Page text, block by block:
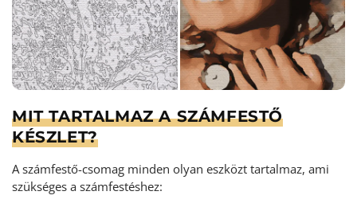
MIT TARTALMAZ A SZÁMFESTŐ
KÉSZLET?
A számfestő-csomag minden olyan eszközt tartalmaz, ami
szükséges a számfestéshez: